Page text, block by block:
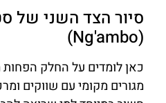
סיור הצד השני של
(Ng'ambo)
כאן לומדים על החלק הפחות
מגורים מקומי עם שווקים